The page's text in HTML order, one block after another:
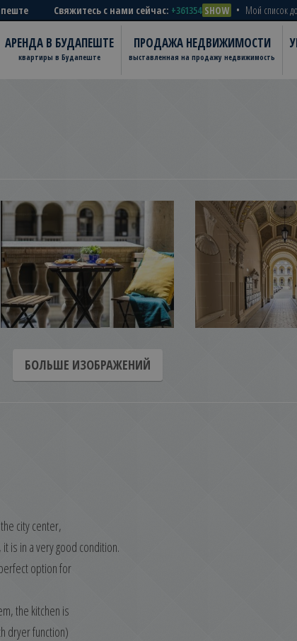
Свяжитесь с нами сейчас: +361354 SHOW Мой список
АРЕНДА В БУДАПЕШТЕ
квартиры в Будапеште
ПРОДАЖА НЕДВИЖИМОСТИ
выставленная на продажу недвижимость
БОЛЬШЕ ИЗОБРАЖЕНИЙ
city center,
is in a very good condition.
option for
the kitchen is
dryer function)